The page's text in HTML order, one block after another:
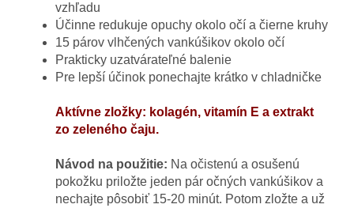
vzhľadu
Účinne redukuje opuchy okolo očí a čierne kruhy
15 párov vlhčených vankúšikov okolo očí
Prakticky uzatvárateľné balenie
Pre lepší účinok ponechajte krátko v chladničke
Aktívne zložky: kolagén, vitamín E a extrakt
zo zeleného čaju.
Návod na použitie: Na očistenú a osušenú
pokožku priložte jeden pár očných vankúšikov a
nechajte pôsobiť 15-20 minút. Potom zložte a už